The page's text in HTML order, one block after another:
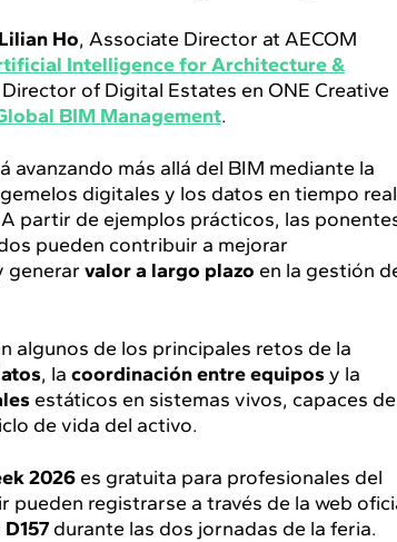
Lilian Ho, Associate Director at AECOM
Intelligence for Architecture &
Director of Digital Estates en ONE Creative
BIM Management.
avanzando más allá del BIM mediante la
digitales y los datos en tiempo real
partir de ejemplos prácticos, las
pueden contribuir a mejorar
generar valor a largo plazo en la gestión
algunos de los principales retos de la
, la coordinación entre equipos y la
estáticos en sistemas vivos, capaces de
de vida del activo.
2026es gratuita para profesionales del
pueden registrarse a través de la web
durante las dos jornadas de la feria.